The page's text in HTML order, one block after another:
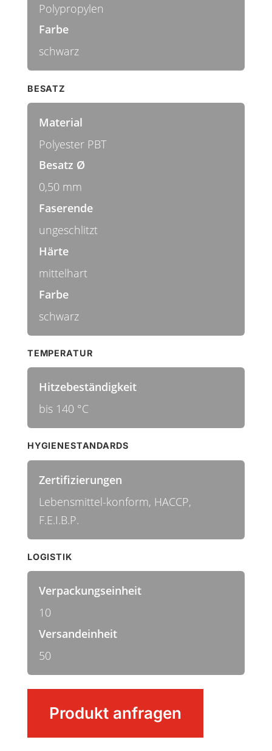
MengeProdukt anfragen
Polypropylen
Farbe
schwarz
BESATZ
Material
Polyester PBT
Besatz Ø
0,50 mm
Faserende
ungeschlitzt
Härte
mittelhart
Farbe
schwarz
TEMPERATUR
Hitzebeständigkeit
bis 140 °C
HYGIENESTANDARDS
Zertifizierungen
Lebensmittel-konform, HACCP,
F.E.I.B.P.
LOGISTIK
Verpackungseinheit
10
Versandeinheit
50